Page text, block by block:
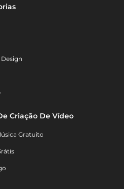
Criação De Vídeo
Gratuito